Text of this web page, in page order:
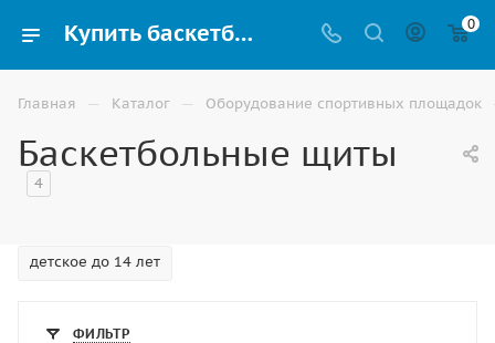
Купить баскетбольный щит с кольцом в Владикавказе 0
Главная — Каталог — Оборудование спортивных площадок
Баскетбольные щиты
4
детское до 14 лет
ФИЛЬТР